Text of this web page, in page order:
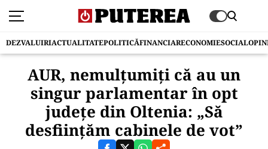
DEZVALUIRIACTUALITATEPOLITICĂFINANCIARECONOMIESOCIAL
AUR, nemulțumiți că au un
singur parlamentar în opt
județe din Oltenia: „Să
desfiinţăm cabinele de vot”